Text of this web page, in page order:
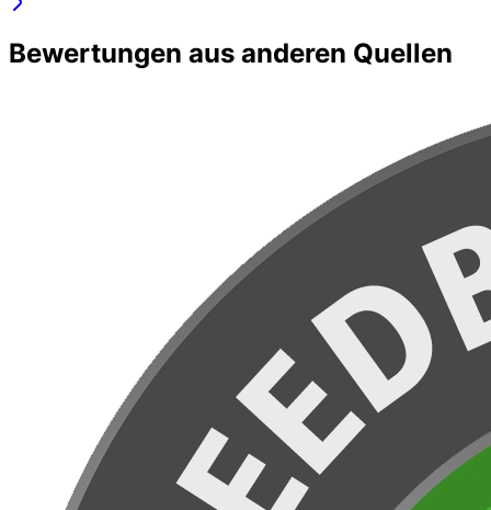
Bewertungen aus anderen Quellen